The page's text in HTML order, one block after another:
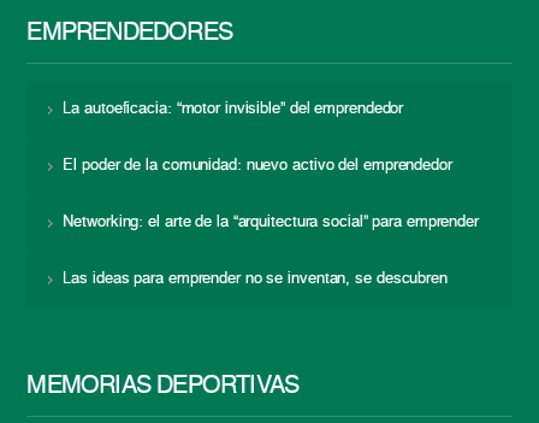
EMPRENDEDORES
La autoeficacia: “motor invisible” del emprendedor
El poder de la comunidad: nuevo activo del emprendedor
Networking: el arte de la “arquitectura social” para emprender
Las ideas para emprender no se inventan, se descubren
MEMORIAS DEPORTIVAS